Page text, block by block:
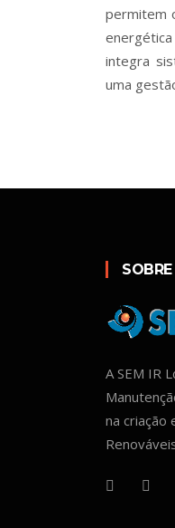
permitem
integra
uma
A SEM IR
na criação